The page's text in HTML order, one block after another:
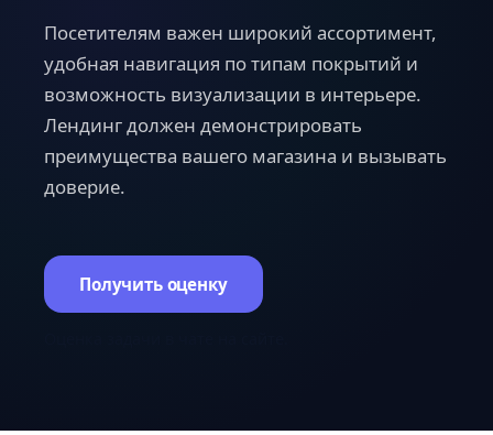
Посетителям важен широкий ассортимент,
удобная навигация по типам покрытий и
возможность визуализации в интерьере.
Лендинг должен демонстрировать
преимущества вашего магазина и вызывать
доверие.
Получить оценку